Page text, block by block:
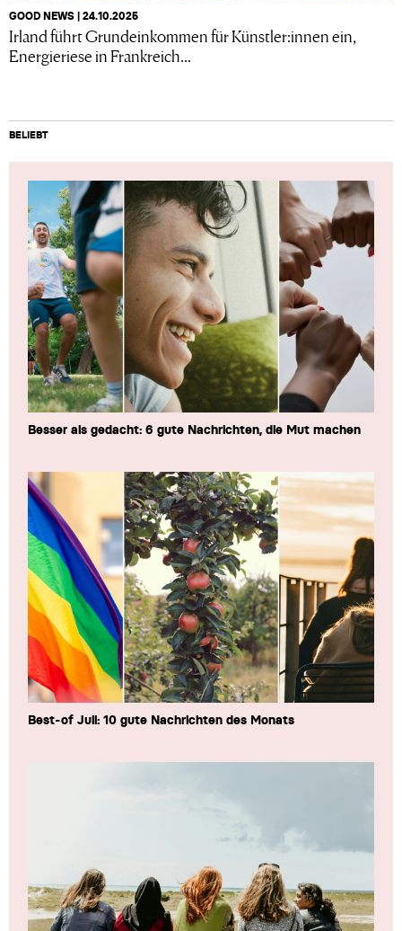
GOOD NEWS | 24.10.2025
Irland führt Grundeinkommen für Künstler:innen ein,
Energieriese in Frankreich...
BELIEBT
Besser als gedacht: 6 gute Nachrichten, die Mut machen
Best-of Juli: 10 gute Nachrichten des Monats